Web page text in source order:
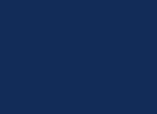
wird:
Frau Tickets für die
hat, kommt der
– und so das